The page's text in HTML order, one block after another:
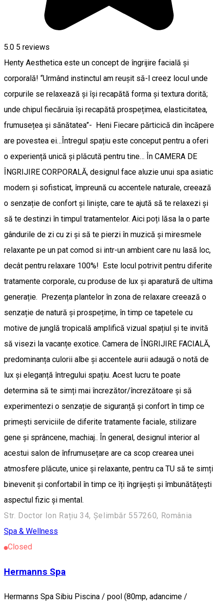
5.0 5 reviews
Henty Aesthetica este un concept de îngrijire facială și
corporală! “Urmând instinctul am reușit să-l creez locul unde
corpurile se relaxează și își recapătă forma și textura dorită;
unde chipul fiecăruia își recapătă prospețimea, elasticitatea,
frumusețea și sănătatea”- Heni Fiecare părticică din încăpere
are povestea ei…Întregul spațiu este conceput pentru a oferi
o experiență unică și plăcută pentru tine… În CAMERA DE
ÎNGRIJIRE CORPORALĂ, designul face aluzie unui spa asiatic
modern și sofisticat, împreună cu accentele naturale, creează
o senzație de confort și liniște, care te ajută să te relaxezi și
să te destinzi în timpul tratamentelor. Aici poți lăsa la o parte
gândurile de zi cu zi și să te pierzi în muzică și miresmele
relaxante pe un pat comod si intr-un ambient care nu lasă loc,
decât pentru relaxare 100%! Este locul potrivit pentru diferite
tratamente corporale, cu produse de lux și aparatură de ultima
generație. Prezența plantelor în zona de relaxare creează o
senzație de natură și prospețime, în timp ce tapetele cu
motive de junglă tropicală amplifică vizual spațiul și te invită
să visezi la vacanțe exotice. Camera de ÎNGRIJIRE FACIALĂ,
predominanța culorii albe și accentele aurii adaugă o notă de
lux și eleganță întregului spațiu. Acest lucru te poate
determina să te simți mai încrezător/încrezătoare și să
experimentezi o senzație de siguranță și confort în timp ce
primești serviciile de diferite tratamente faciale, stilizare
gene și sprâncene, machiaj.. În general, designul interior al
acestui salon de înfrumusețare are ca scop crearea unei
atmosfere plăcute, unice și relaxante, pentru ca TU să te simți
binevenit și confortabil în timp ce îți îngrijești și îmbunătățești
aspectul fizic și mental.
Str. Doctor Ion Rațiu 34, Șelimbăr 557260, România
Spa & Wellness
Closed
Hermanns Spa
Hermanns Spa Sibiu Piscina / pool (80mp, adancime /